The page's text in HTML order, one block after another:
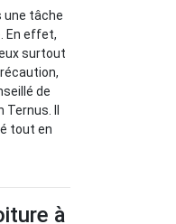
une tâche
En effet,
surtout
de
Il
tout en
à